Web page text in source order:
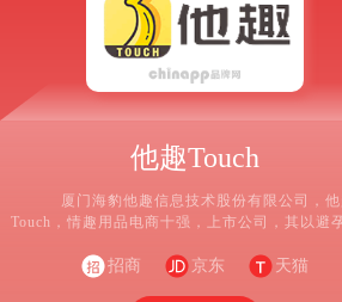
他趣Touch
厦门海豹他趣信息技术股份有限公司，他
Touch，情趣用品电商十强，上市公司，其以避
从事移动APP研发与运营移动电商的企业厦门海
招商 京东 天猫